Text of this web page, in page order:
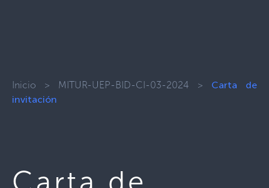
Inicio > MITUR-UEP-BID-CI-03-2024 > Carta de
invitación